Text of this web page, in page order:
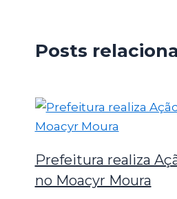
Posts
Prefeitura realiza
no Moacyr Moura